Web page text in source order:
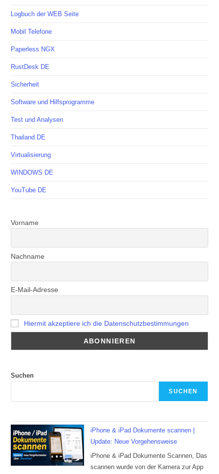
Logbuch der WEB Seite
Mobil Telefone
Paperless NGX
RustDesk DE
Sicherheit
Software und Hilfsprogramme
Test und Analysen
Thailand DE
Virtualisierung
WINDOWS DE
YouTube DE
Vorname
Nachname
E-Mail-Adresse
Hiermit akzeptiere ich die Datenschutzbestimmungen
Suchen
SUCHEN
iPhone & iPad Dokumente scannen |
Update: Neue Vorgehensweise
iPhone & iPad Dokumente Scannen, Das
scannen wurde von der Kamera zur App